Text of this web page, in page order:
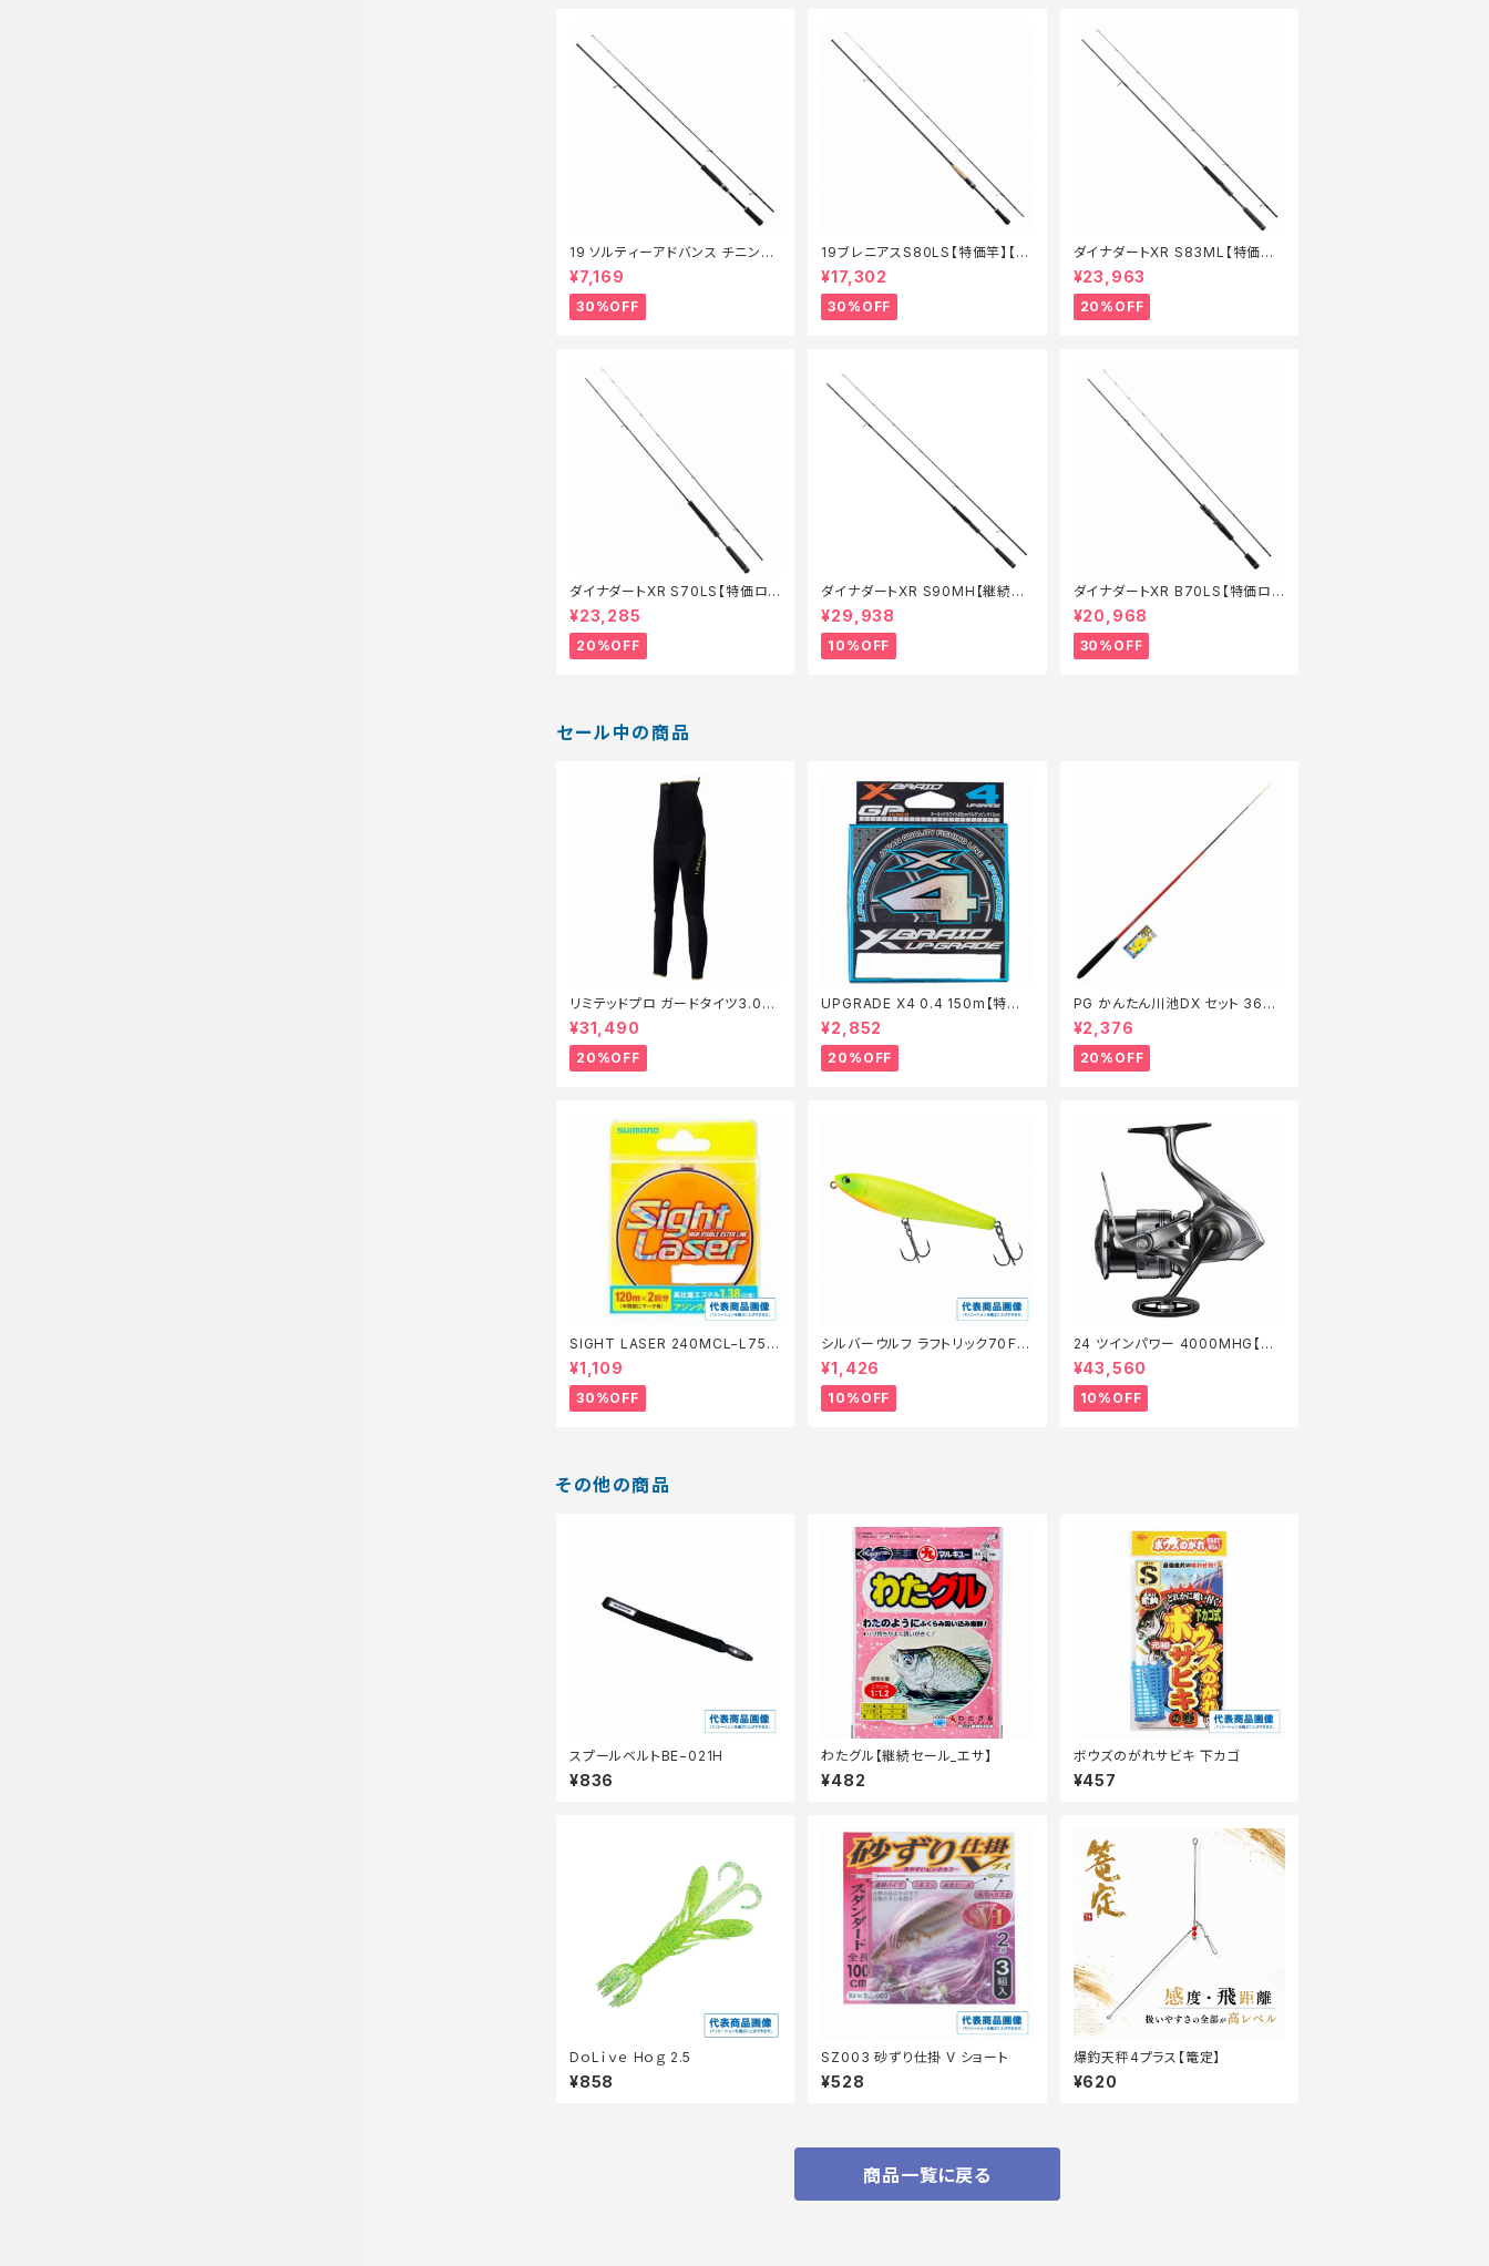
19 ソルティーアドバンス チニング
S 76M【特価ロッド】【30】
¥7,169
30%OFF
19ブレニアスS80LS【特価竿】【3
0】
¥17,302
30%OFF
ダイナダートXR S83ML【特価ロ
ッド】【20】
¥23,963
20%OFF
ダイナダートXR S70LS【特価ロッ
ド】【20】
¥23,285
20%OFF
ダイナダートXR S90MH【継続セ
ール_ロッド】【10】
¥29,938
10%OFF
ダイナダートXR B70LS【特価ロッ
ド】【30】
¥20,968
30%OFF
セール中の商品
リミテッドプロ ガードタイツ3.0FI
−540X 黒 LB【特価装備】【20】
¥31,490
20%OFF
UPGRADE X4 0.4 150m【特価
仕掛】【20】
¥2,852
20%OFF
PG かんたん川池DX セット 360
【特価セット】【20】
¥2,376
20%OFF
SIGHT LASER 240MCL−L75Q
橙 0.2【特価仕掛】【30】
¥1,109
30%OFF
シルバーウルフ ラフトリック70Ｆ
【スタッフ永徳浜名湖セレクト】【1
0】
¥1,426
10%OFF
24 ツインパワー 4000MHG【継
続セール_リール】【10】
¥43,560
10%OFF
その他の商品
スプールベルトBE−021H
¥836
わたグル【継続セール_エサ】
¥482
ボウズのがれサビキ 下カゴ
¥457
DｏLｉｖｅ Hｏｇ 2.5
¥858
SZ003 砂ずり仕掛 V ショート
¥528
爆釣天秤4プラス【篭定】
¥620
商品一覧に戻る